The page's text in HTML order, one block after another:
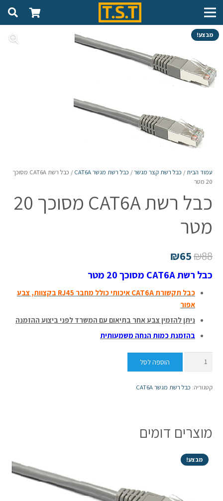
מבצע!
עמוד הבית/ כבל רשת קצר מגשר/ כבל רשת מגשר CAT6A
/ כבל רשת CAT6A מסוכך
20 מטר
כבל רשת CAT6A מסוכך 20
מטר
₪88
₪65
כבל רשת CAT6A מסוכך 20 מטר
כב
ל תקשורת CAT6A איכותי כולל מחבר RJ45 בקצוות, צבע
אפור
ניתן להזמין צבע אחר בתיאום עם המשרד לפני ביצוע ההזמנה
בהזמנת כמות הנחה משמעותית
כמות
רשת
20
הוספה לסל
קטגוריה: כבל רשת מגשר CAT6A
מוצרים דומים
מבצע!